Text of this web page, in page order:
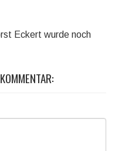
Eckert wurde noch